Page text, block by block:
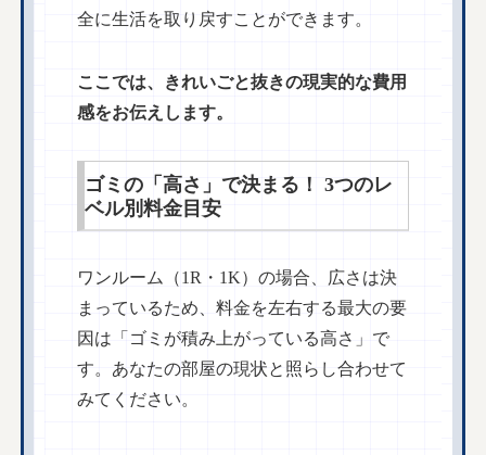
全に生活を取り戻すことができます。
ここでは、きれいごと抜きの現実的な費用
感をお伝えします。
ゴミの「高さ」で決まる！ 3つのレ
ベル別料金目安
ワンルーム（1R・1K）の場合、広さは決
まっているため、料金を左右する最大の要
因は「ゴミが積み上がっている高さ」で
す。あなたの部屋の現状と照らし合わせて
みてください。